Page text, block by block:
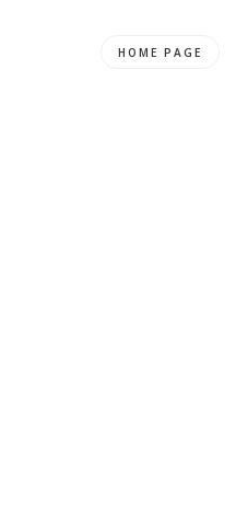
HOME PAGE